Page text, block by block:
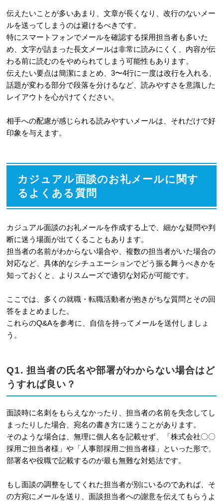
伝えたいことが多いあまり、文章が長くなり、改行のないメー
ルを送ってしまうのは避けるべきです。
特にスマートフォンでメールを確認する採用担当者も多いた
め、文字が詰まった長文メールは非常に読みにくく、内容が伝
わる前に読むのをやめられてしまう可能性もあります。
伝えたい要点は簡潔にまとめ、3〜4行に一度は改行を入れる、
話題が変わる部分で段落を分けるなど、読みやすさを意識した
レイアウトを心がけてください。
相手への配慮が感じられる読みやすいメールは、それだけで好
印象を与えます。
カジュアル面談のお礼メールに関す
るよくある質問
カジュアル面談のお礼メールを作成する上で、細かな疑問や判
断に迷う場面が出てくることもあります。
担当者の名前がわからない場合や、複数の担当者がいた場合の
対応など、具体的なシチュエーションでどう振る舞うべきかを
知っておくと、よりスムーズで適切な対応が可能です。
ここでは、多くの就職・転職活動者が抱きがちな質問とその回
答をまとめました。
これらのQ&Aを参考に、自信を持ってメールを送付しましょ
う。
Q1. 担当者の氏名や部署がわからない場合はど
うすれば良い？
面談時に名刺をもらえなかったり、担当者の名前を失念してし
まったりした場合、宛名の書き方に迷うことがあります。
そのような場合は、無理に個人名を記載せず、「株式会社〇〇
採用ご担当者様」や「人事部採用ご担当者様」といった形で、
部署名や役職で記載するのが最も無難な対処法です。
もし面談の調整をしてくれた担当者が別にいるのであれば、そ
の方宛にメールを送り、面談担当者への謝意を伝えてもらうよ